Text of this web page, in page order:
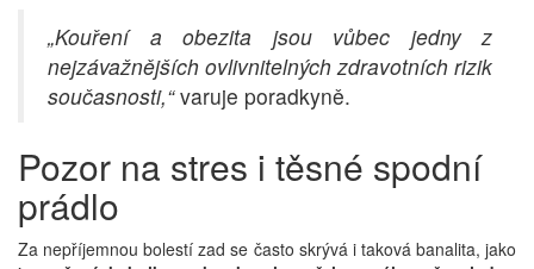
„Kouření a obezita jsou vůbec jedny z
nejzávažnějších ovlivnitelných zdravotních rizik
současnosti,“varuje poradkyně.
Pozor na stres i těsné spodní
prádlo
Za nepříjemnou bolestí zad se často skrývá i taková banalita, jako